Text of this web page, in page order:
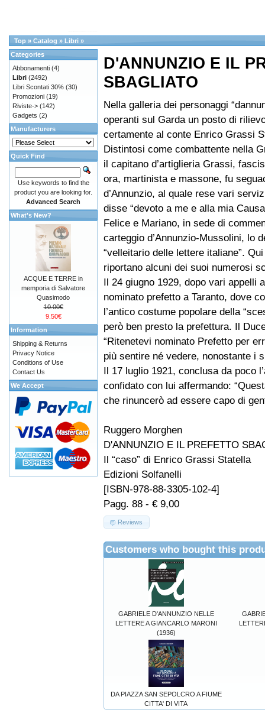
Top » Catalog » Libri »
D'ANNUNZIO E IL
SBAGLIATO
Nella galleria dei personaggi
operanti sul Garda un posto di
certamente al conte Enrico Grassi
Distintosi come combattente nella
il capitano d’artiglieria Grassi,
ora, martinista e massone, fu
d’Annunzio, al quale rese vari
disse “devoto a me e alla mia
Felice e Mariano, in sede di
carteggio d’Annunzio-Mussolini, lo
“velleitario delle lettere italiane”.
riportano alcuni dei suoi numerosi
Il 24 giugno 1929, dopo vari appelli
nominato prefetto a Taranto, dove
l’antico costume popolare della
però ben presto la prefettura. Il
“Ritenetevi nominato Prefetto per
più sentire né vedere, nonostante i
Il 17 luglio 1921, conclusa da poco
confidato con lui affermando:
che rinuncerò ad essere capo di
Ruggero Morghen
D'ANNUNZIO E IL PREFETTO
Il “caso” di Enrico Grassi Statella
Edizioni Solfanelli
[ISBN-978-88-3305-102-4]
Pagg. 88 - € 9,00
Reviews
Customers who bought this
GABRIELE D'ANNUNZIO NELLE
LETTERE A GIANCARLO MARONI
(1936)
DA PIAZZA SAN SEPOLCRO A FIUME
CITTA' DI VITA
Categories
Abbonamenti (4)
Libri (2492)
Libri Scontati 30% (30)
Promozioni (19)
Riviste-> (142)
Gadgets (2)
Manufacturers
Quick Find
Use keywords to find the
product you are looking for.
Advanced Search
What's New?
ACQUE E TERRE in
memporia di Salvatore
Quasimodo
10.00€
9.50€
Information
Shipping & Returns
Privacy Notice
Conditions of Use
Contact Us
We Accept